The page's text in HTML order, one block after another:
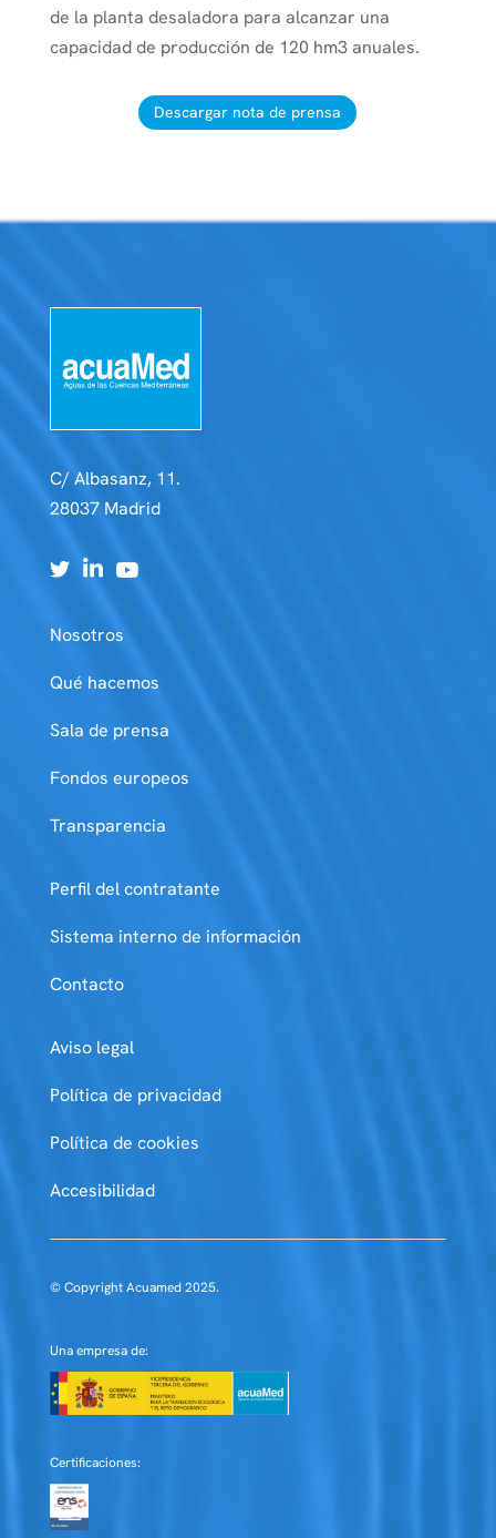
de la planta desaladora para alcanzar una
capacidad de producción de 120 hm3 anuales.
Descargar nota de prensa
C/ Albasanz, 11.
28037 Madrid
Nosotros
Qué hacemos
Sala de prensa
Fondos europeos
Transparencia
Perfil del contratante
Sistema interno de información
Contacto
Aviso legal
Política de privacidad
Política de cookies
Accesibilidad
© Copyright Acuamed 2025.
Una empresa de:
Certificaciones: